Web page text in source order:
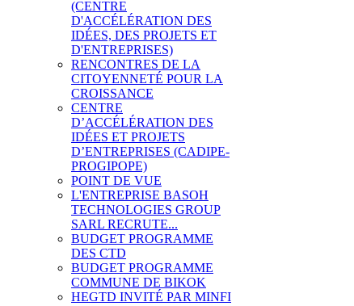
(CENTRE
D'ACCÉLÉRATION DES
IDÉES, DES PROJETS ET
D'ENTREPRISES)
RENCONTRES DE LA
CITOYENNETÉ POUR LA
CROISSANCE
CENTRE
D’ACCÉLÉRATION DES
IDÉES ET PROJETS
D’ENTREPRISES (CADIPE-
PROGIPOPE)
POINT DE VUE
L'ENTREPRISE BASOH
TECHNOLOGIES GROUP
SARL RECRUTE...
BUDGET PROGRAMME
DES CTD
BUDGET PROGRAMME
COMMUNE DE BIKOK
HEGTD INVITÉ PAR MINFI